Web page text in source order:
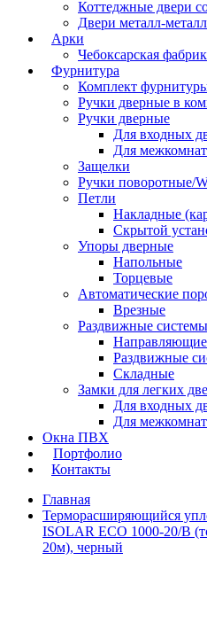
Коттеджные двери
Двери металл-металл
Арки
Чебоксарская
Фурнитура
Комплект
Ручки дверные в
Ручки дверные
Для входных
Для
Защелки
Ручки поворотные/
Петли
Накладные
Скрытой
Упоры дверные
Напольные
Торцевые
Автоматические
Врезные
Раздвижные системы
Раздвижные
Складные
Замки для легких
Для входных
Для
Окна ПВХ
Портфолио
Контакты
Главная
Терморасширяющийся
ISOLAR ECO 1000-20/B
20м), черный